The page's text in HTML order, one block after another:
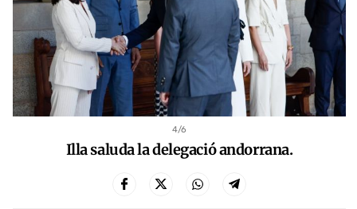
4/6
Illa saluda la delegació andorrana.